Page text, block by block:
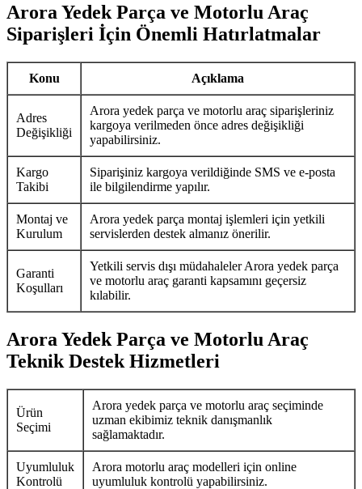
Arora Yedek Parça ve Motorlu Araç
Siparişleri İçin Önemli Hatırlatmalar
Konu Açıklama
Adres
Değişikliği
Arora yedek parça ve motorlu araç siparişleriniz
kargoya verilmeden önce adres değişikliği
yapabilirsiniz.
Kargo
Takibi
Siparişiniz kargoya verildiğinde SMS ve e-posta
ile bilgilendirme yapılır.
Montaj ve
Kurulum
Arora yedek parça montaj işlemleri için yetkili
servislerden destek almanız önerilir.
Garanti
Koşulları
Yetkili servis dışı müdahaleler Arora yedek parça
ve motorlu araç garanti kapsamını geçersiz
kılabilir.
Arora Yedek Parça ve Motorlu Araç
Teknik Destek Hizmetleri
Ürün
Seçimi
Arora yedek parça ve motorlu araç seçiminde
uzman ekibimiz teknik danışmanlık
sağlamaktadır.
Uyumluluk
Kontrolü
Arora motorlu araç modelleri için online
uyumluluk kontrolü yapabilirsiniz.